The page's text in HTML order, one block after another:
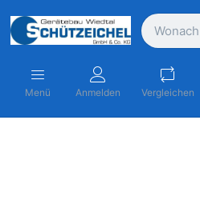
Menü Anmelden Vergleichen